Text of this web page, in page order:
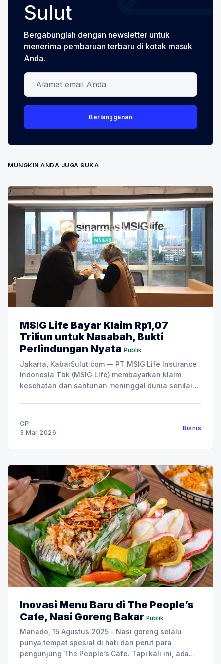
Sulut
Bergabunglah dengan newsletter untuk
menerima pembaruan terbaru di kotak masuk
Anda.
Alamat email Anda
Berlangganan
MUNGKIN ANDA JUGA SUKA
MSIG Life Bayar Klaim Rp1,07
Triliun untuk Nasabah, Bukti
Perlindungan Nyata Publik
Jakarta, KabarSulut.com — PT MSIG Life Insurance
Indonesia Tbk (MSIG Life) membayarkan klaim
kesehatan dan santunan meninggal dunia senilai
keluarga yang kehilangan orang terkasih.
CP
3 Mar 2026
Bisnis
Inovasi Menu Baru di The People’s
Cafe, Nasi Goreng Bakar Publik
Manado, 15 Agustus 2025 - Nasi goreng selalu
punya tempat spesial di hati dan perut para
pengunjung The People’s Cafe. Tapi kali ini, ada